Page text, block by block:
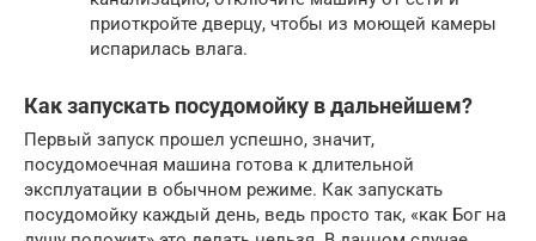
приоткройте дверцу, чтобы из моющей камеры
испарилась влага.
Как запускать посудомойку в дальнейшем?
Первый запуск прошел успешно, значит,
посудомоечная машина готова к длительной
эксплуатации в обычном режиме. Как запускать
посудомойку каждый день, ведь просто так, «как Бог на